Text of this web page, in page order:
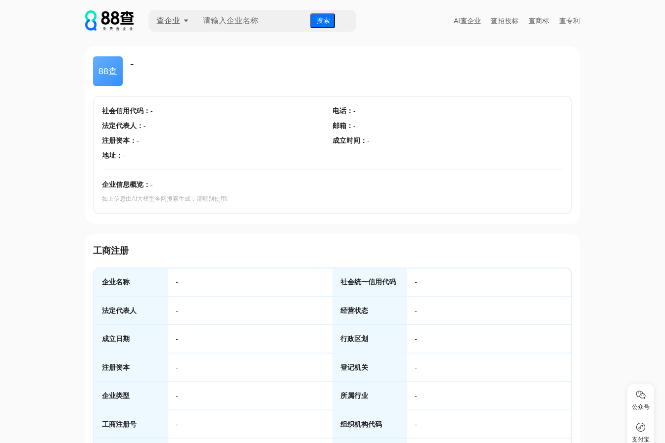
查企业 搜 索 AI查企业 查招投标 查商标 查专利
88查
-
社会信用代码： - 电话： -
法定代表人 ： - 邮箱 ： -
注册资本： - 成立时间 ： -
地址： -
企业信息概览： -
如上信息由AI大模型全网搜索生成，请甄别使用!
工商注册
企业名称 - 社会统一信用代码 -
法定代表人 - 经营状态 -
成立日期 - 行政区划 -
注册资本 - 登记机关 -
企业类型 - 所属行业 -
工商注册号 - 组织机构代码 -
公众号
支付宝